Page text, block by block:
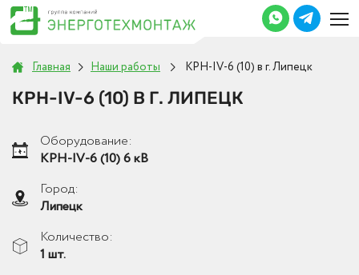
Главная Наши работы КРН-IV-6 (10) в г. Липецк
КРН-IV-6 (10) В Г. ЛИПЕЦК
Оборудование:
КРН-IV-6 (10) 6 кВ
Город:
Липецк
Количество:
1 шт.